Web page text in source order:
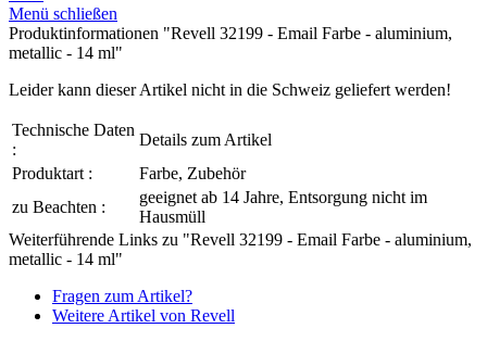
Menü schließen
Produktinformationen "Revell 32199 - Email Farbe - aluminium,
metallic - 14 ml"
Leider kann dieser Artikel nicht in die Schweiz geliefert werden!
Technische Daten
:
Details zum Artikel
Produktart :
Farbe, Zubehör
zu Beachten :
geeignet ab 14 Jahre, Entsorgung nicht im
Hausmüll
Weiterführende Links zu "Revell 32199 - Email Farbe - aluminium,
metallic - 14 ml"
Fragen zum Artikel?
Weitere Artikel von Revell